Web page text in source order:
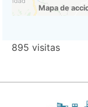
Mapa de
895 visitas